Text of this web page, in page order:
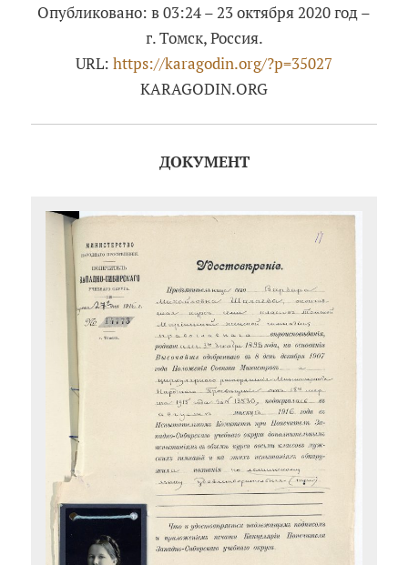
Опубликовано: в 03:24 – 23 октября 2020 год –
г. Томск, Россия.
URL: https://karagodin.org/?p=35027
KARAGODIN.ORG
ДОКУМЕНТ